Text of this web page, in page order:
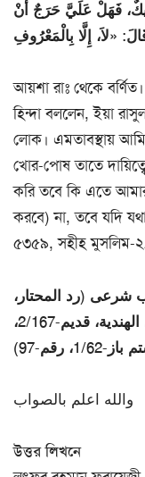
فَهَلْ عَلَيَّ حَرَجٌ أَنْ
«لاَ، إِلَّا بِالْمَعْرُوفِ
আয়শা রাঃ থেকে
হিন্দা বললেন, ইয়া
লোক। এমতাবস্থায়
খোর-পোষ তাতে
করি তবে কি এতে
করবে) না, তবে যদি
৫৩৫৯, সহীহ মুসলিম-
شرعى (رد المحتار،
زكريا-6/106، كرتاشى-4/61، الفتاوى الهندية، قديم-2/167،
والله اعلم بالصواب
উত্তর লিখনে